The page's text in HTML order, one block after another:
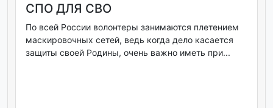
СПО ДЛЯ СВО
По всей России волонтеры занимаются плетением
маскировочных сетей, ведь когда дело касается
защиты своей Родины, очень важно иметь при...